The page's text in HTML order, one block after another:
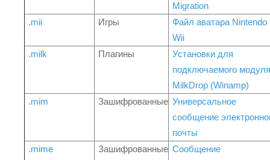
Migration
.mii
Игры
Файл аватара Nintendo
Wii
.milk
Плагины
Установки для
подключаемого модуля
MilkDrop (Winamp)
.mim
Зашифрованные Универсальное
сообщение
почты
.mime
Зашифрованные Сообщение